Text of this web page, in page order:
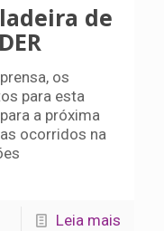
de
os
para esta
a próxima
ocorridos na
Leia mais